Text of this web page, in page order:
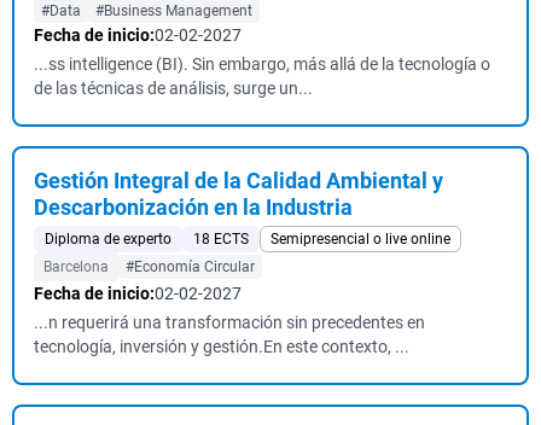
#Data
#Business Management
Fecha de inicio:02-02-2027
...ss intelligence (BI). Sin embargo, más allá de la tecnología o
de las técnicas de análisis, surge un...
Gestión Integral de la Calidad Ambiental y
Descarbonización en la Industria
Diploma de experto 18 ECTS
Semipresencial o live online
Barcelona
#Economía Circular
Fecha de inicio:02-02-2027
...n requerirá una transformación sin precedentes en
tecnología, inversión y gestión.En este contexto, ...